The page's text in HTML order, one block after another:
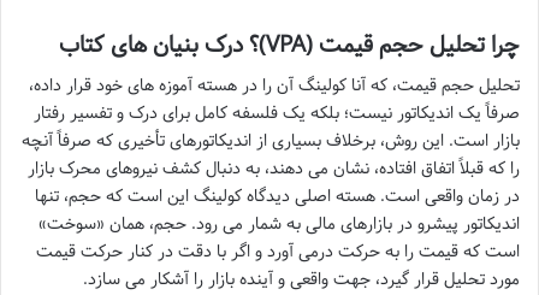
چرا تحلیل حجم قیمت (VPA)؟ درک بنیان های کتاب
تحلیل حجم قیمت، که آنا کولینگ آن را در هسته آموزه های خود قرار داده،
صرفاً یک اندیکاتور نیست؛ بلکه یک فلسفه کامل برای درک و تفسیر رفتار
بازار است. این روش، برخلاف بسیاری از اندیکاتورهای تأخیری که صرفاً آنچه
را که قبلاً اتفاق افتاده، نشان می دهند، به دنبال کشف نیروهای محرک بازار
در زمان واقعی است. هسته اصلی دیدگاه کولینگ این است که حجم، تنها
اندیکاتور پیشرو در بازارهای مالی به شمار می رود. حجم، همان «سوخت»
است که قیمت را به حرکت درمی آورد و اگر با دقت در کنار حرکت قیمت
مورد تحلیل قرار گیرد، جهت واقعی و آینده بازار را آشکار می سازد.